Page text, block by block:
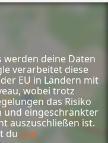
werden deine Daten
verarbeitet diese
EU in Ländern mit
wobei trotz
das Risiko
und eingeschränkter
auszuschließen ist.
du hier.